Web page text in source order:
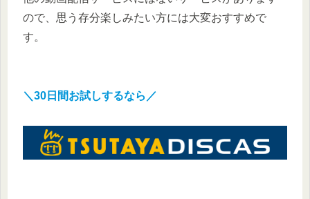
ので、思う存分楽しみたい方には大変おすすめで
す。
＼30日間お試しするなら／